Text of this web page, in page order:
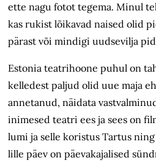
ette nagu fotot tegema. Minul
kas rukist lõikavad naised olid
pärast või mindigi uudsevilja
Estonia teatrihoone puhul on
kelledest paljud olid uue maja
annetanud, näidata
inimesed teatri ees ja sees on
lumi ja selle koristus Tartus
lille päev on päevakajalised